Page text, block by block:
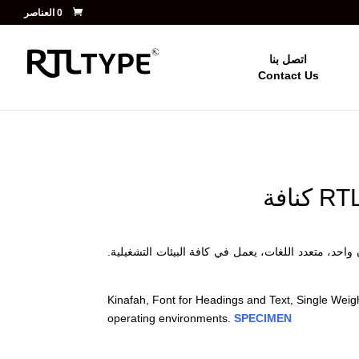
اتصل بنا
Contact Us
متعدد اللغات، يعمل في كافة البيئات التشغيلية.
Kinafah, Font for Headings and Text, Single
operating environments.SPECIMEN